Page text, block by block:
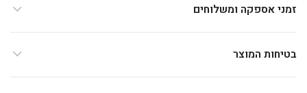
זמני אספקה ומשלוחים
בטיחות המוצר